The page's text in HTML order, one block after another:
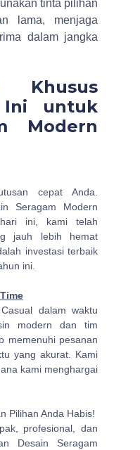
tinta pilihan
lama, menjaga
dalam jangka
Khusus
Ini untuk
Modern
cepat Anda.
Seragam Modern
ini, kami telah
jauh lebih hemat
investasi terbaik
ini.
dalam waktu
modern dan tim
memenuhi pesanan
yang akurat. Kami
kami menghargai
Pilihan Anda Habis!
profesional, dan
Desain Seragam